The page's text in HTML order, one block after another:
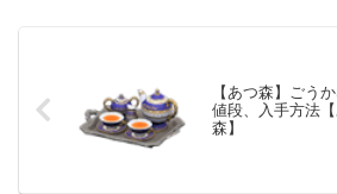
【あつ森】ごう
値段、入手方法
森】